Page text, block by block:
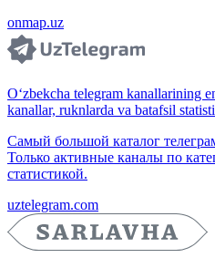
onmap.uz
O‘zbekcha telegram kanallarining
kanallar, ruknlarda va batafsil
Самый большой каталог
Только активные каналы по
статистикой.
uztelegram.com